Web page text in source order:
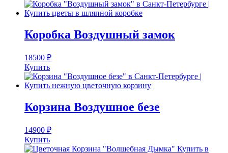
Коробка Воздушный замок
18500 ₽
Купить
Корзина Воздушное безе
14900 ₽
Купить